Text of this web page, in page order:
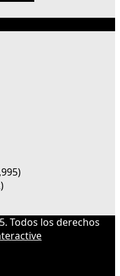
Todos los derechos